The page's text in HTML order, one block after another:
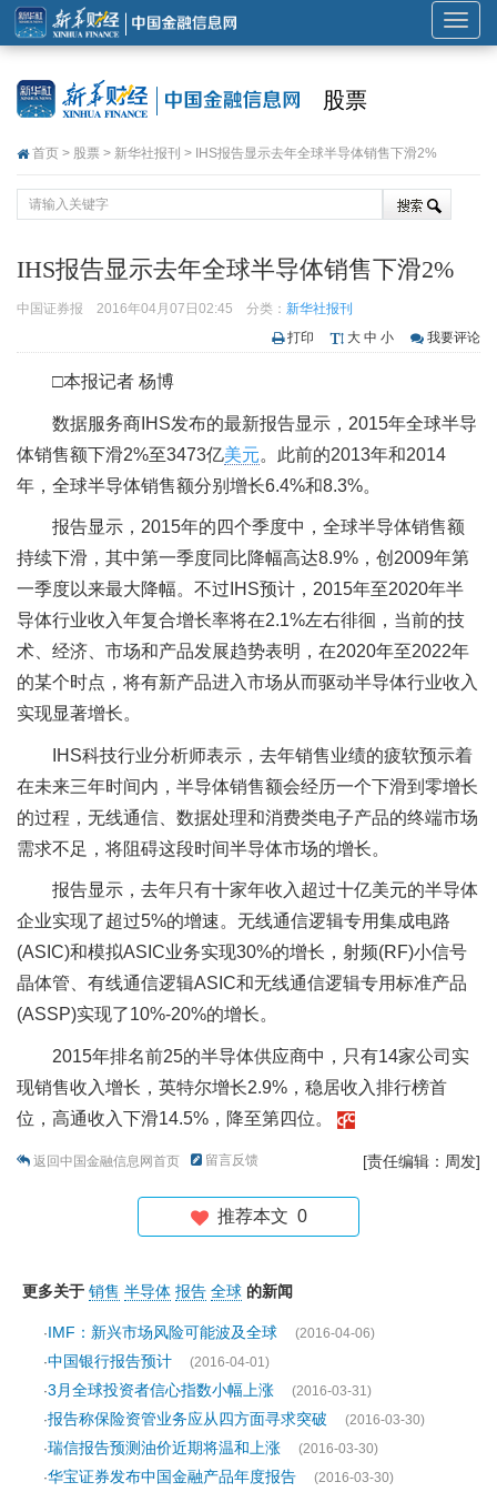
展
开
股票
首页 > 股票 > 新华社报刊 > IHS报告显示去年全球半导体销售下滑2%
IHS报告显示去年全球半导体销售下滑2%
中国证券报 2016年04月07日02:45 分类： 新华社报刊
打印
大 中 小 我要评论
□本报记者 杨博
数据服务商IHS发布的最新报告显示，2015年全球半导
体销售额下滑2%至3473亿美元。此前的2013年和2014
年，全球半导体销售额分别增长6.4%和8.3%。
报告显示，2015年的四个季度中，全球半导体销售额
持续下滑，其中第一季度同比降幅高达8.9%，创2009年第
一季度以来最大降幅。不过IHS预计，2015年至2020年半
导体行业收入年复合增长率将在2.1%左右徘徊，当前的技
术、经济、市场和产品发展趋势表明，在2020年至2022年
的某个时点，将有新产品进入市场从而驱动半导体行业收入
实现显著增长。
IHS科技行业分析师表示，去年销售业绩的疲软预示着
在未来三年时间内，半导体销售额会经历一个下滑到零增长
的过程，无线通信、数据处理和消费类电子产品的终端市场
需求不足，将阻碍这段时间半导体市场的增长。
报告显示，去年只有十家年收入超过十亿美元的半导体
企业实现了超过5%的增速。无线通信逻辑专用集成电路
(ASIC)和模拟ASIC业务实现30%的增长，射频(RF)小信号
晶体管、有线通信逻辑ASIC和无线通信逻辑专用标准产品
(ASSP)实现了10%-20%的增长。
2015年排名前25的半导体供应商中，只有14家公司实
现销售收入增长，英特尔增长2.9%，稳居收入排行榜首
位，高通收入下滑14.5%，降至第四位。
返回中国金融信息网首页 留言反馈 [责任编辑：周发]
推荐本文 0
更多关于 销售 半导体 报告 全球 的新闻
·IMF：新兴市场风险可能波及全球
(2016-04-06)
·中国银行报告预计
(2016-04-01)
·3月全球投资者信心指数小幅上涨
(2016-03-31)
·报告称保险资管业务应从四方面寻求突破
(2016-03-30)
·瑞信报告预测油价近期将温和上涨
(2016-03-30)
·华宝证券发布中国金融产品年度报告 (2016-03-30)